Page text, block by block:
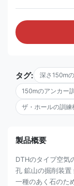
タグ: 深さ150m
150mのアンカー
ザ・ホールの訓
製品概要
DTHのタイプ空気
孔 鉱山の掘削装
一種のあく石のた